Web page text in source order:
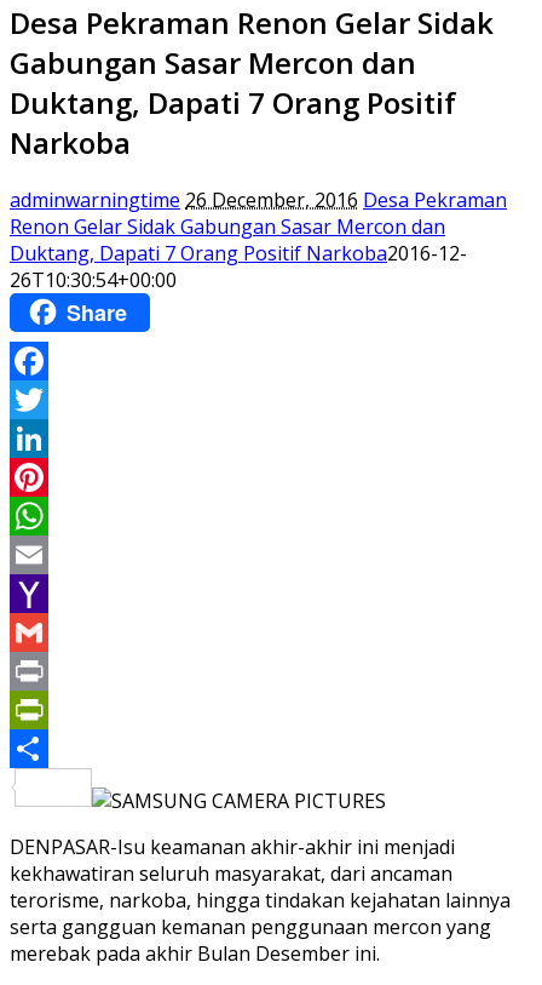
Desa Pekraman Renon Gelar Sidak
Gabungan Sasar Mercon dan
Duktang, Dapati 7 Orang Positif
Narkoba
adminwarningtime 26 December, 2016 Desa Pekraman
Renon Gelar Sidak Gabungan Sasar Mercon dan
Duktang, Dapati 7 Orang Positif Narkoba2016-12-
26T10:30:54+00:00
Share
Facebook
Twitter
LinkedIn
Pinterest
WhatsApp
Email
Yahoo
Mail
Gmail
Print
PrintFriendly
Share
DENPASAR-Isu keamanan akhir-akhir ini menjadi
kekhawatiran seluruh masyarakat, dari ancaman
terorisme, narkoba, hingga tindakan kejahatan lainnya
serta gangguan kemanan penggunaan mercon yang
merebak pada akhir Bulan Desember ini.